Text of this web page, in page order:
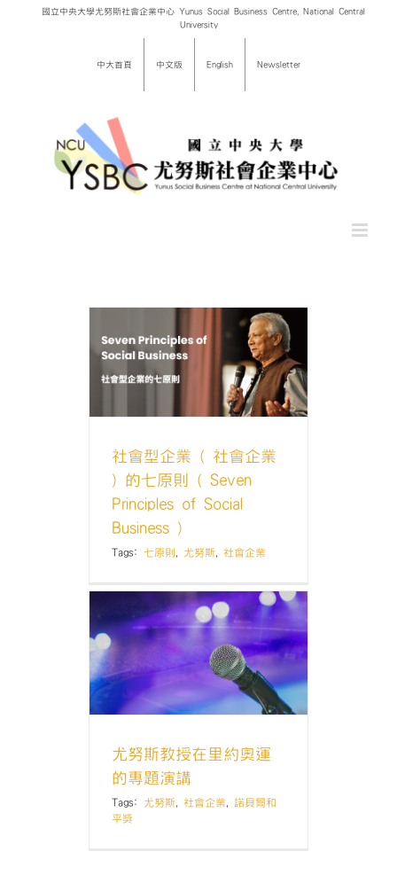
國立中央大學尤努斯社會企業中心 Yunus Social Business Centre, National Central
University
中大首頁 中文版 English Newsletter
社會型企業 ( 社會企業
) 的七原則 ( Seven
Principles of Social
Business )
Tags: 七原則 尤努斯, 社會企業
尤努斯教授在里約奧運
的專題演講
Tags: 尤努斯, 社會企業
諾貝爾和
平獎